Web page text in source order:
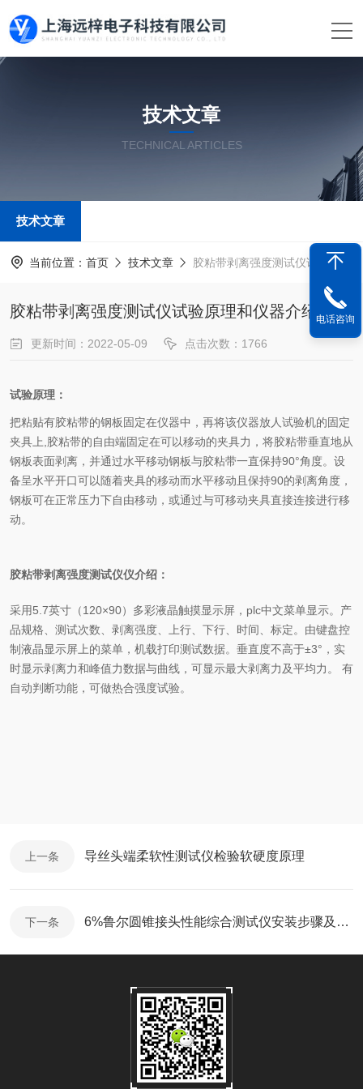
技术文章
TECHNICAL ARTICLES
技术文章
当前位置： 首页 技术文章 胶粘带剥离强度测试仪试验原理和仪器介绍
胶粘带剥离强度测试仪试验原理和仪器介绍
更新时间：2022-05-09 点击次数：1766
试验原理：
把粘贴有胶粘带的钢板固定在仪器中，再将该仪器放人试验机的固定
夹具上 胶粘带的自由端固定在可以移动的夹具力，将胶粘带垂直地从
钢板表面剥离，并通过水平移动钢板与胶粘带一直保持90°角度。 设
备呈水平开口可以随着夹具的移动而水平移动且保持90的剥离角度，
钢板可在正常压力下自由移动，或通过与可移动夹具直接连接进行移
动。
胶粘带剥离强度测试仪仪介绍：
采用5.7英寸（120×90）多彩液晶触摸显示屏， plc中文菜单显示。产
品规格、测试次数、剥离强度、上行、下行、时间、标定。由键盘控
制液晶显示屏上的菜单，机载打印测试数据。垂直度不高于±3°，实
时显示剥离力和峰值力数据与曲线，可显示最大剥离力及平均力。
有
自动判断功能，可做热合强度试验。
上一条 导丝头端柔软性测试仪检验软硬度原理
下一条 6%鲁尔圆锥接头性能综合测试仪安装步骤及组成
电话咨询